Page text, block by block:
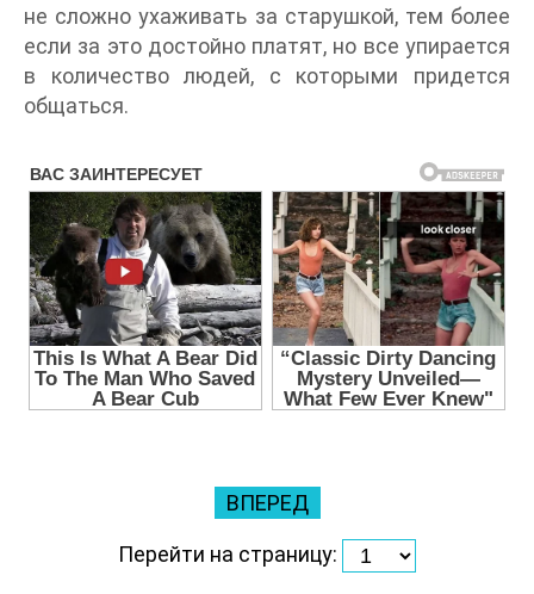
не сложно ухаживать за старушкой, тем более
если за это достойно платят, но все упирается
в количество людей, с которыми придется
общаться.
ВПЕРЕД
Перейти на страницу: